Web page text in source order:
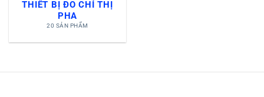
THIẾT BỊ ĐO CHỈ THỊ
PHA
20 SẢN PHẨM